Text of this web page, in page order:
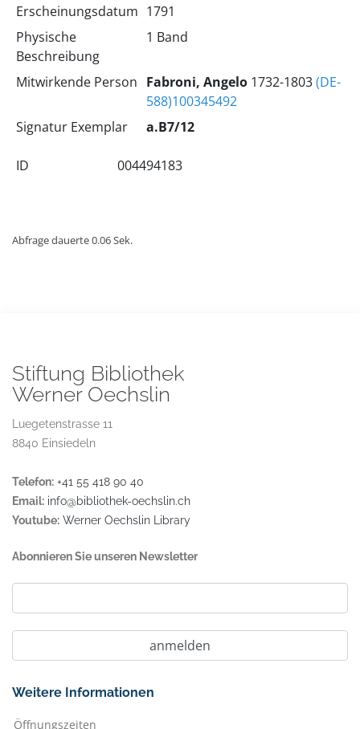
Erscheinungsdatum 1791
Physische
Beschreibung
1 Band
Mitwirkende Person Fabroni, Angelo1732-1803(DE-
588)100345492
Signatur Exemplar
a.B7/12
ID 004494183
Abfrage dauerte 0.06 Sek.
Stiftung Bibliothek
Werner Oechslin
Luegetenstrasse 11
8840 Einsiedeln
Telefon: +41 55 418 90 40
Email: info@bibliothek-oechslin.ch
Youtube: Werner Oechslin Library
Abonnieren Sie unseren Newsletter
Weitere Informationen
Öffnungszeiten